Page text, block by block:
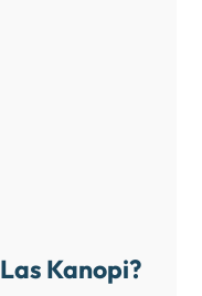
Kanopi?